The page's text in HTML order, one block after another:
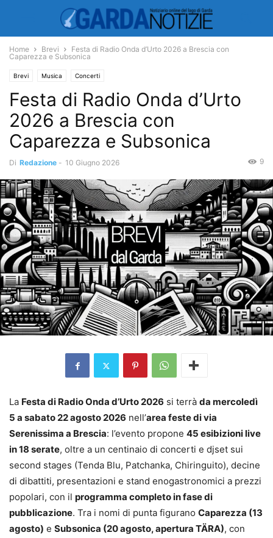
Home Brevi
Festa di Radio Onda d’Urto 2026 a Brescia con
Caparezza e Subsonica
Brevi Musica Concerti
Festa di Radio Onda d’Urto
2026 a Brescia con
Caparezza e Subsonica
Di Redazione - 10 Giugno 2026 9
La Festa di Radio Onda d’Urto 2026 si terrà da mercoledì
5 a sabato 22 agosto 2026 nell’area feste di via
Serenissima a Brescia: l’evento propone 45 esibizioni live
in 18 serate, oltre a un centinaio di concerti e djset sui
second stages (Tenda Blu, Patchanka, Chiringuito), decine
di dibattiti, presentazioni e stand enogastronomici a prezzi
popolari, con il programma completo in fase di
pubblicazione. Tra i nomi di punta figurano Caparezza (13
agosto) e Subsonica (20 agosto, apertura TÄRA), con